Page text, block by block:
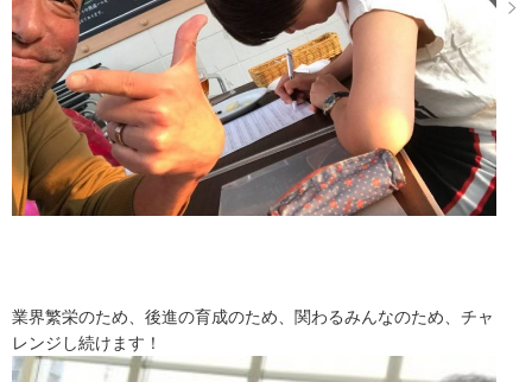
業界繁栄のため、後進の育成のため、関わるみんなのため、チャ
レンジし続けます！